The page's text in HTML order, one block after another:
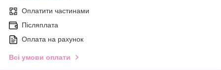
Оплатити частинами
Післяплата
Оплата на рахунок
Всі умови оплати